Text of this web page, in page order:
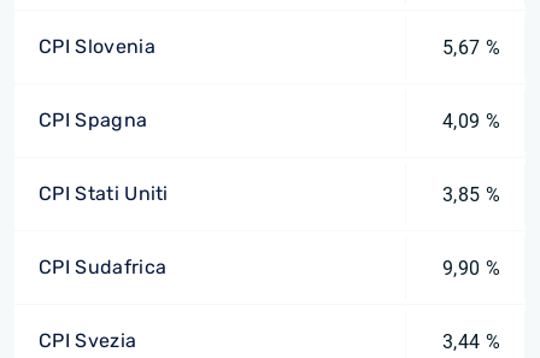
CPI Slovenia 5,67 %
CPI Spagna 4,09 %
CPI Stati Uniti 3,85 %
CPI Sudafrica 9,90 %
CPI Svezia 3,44 %